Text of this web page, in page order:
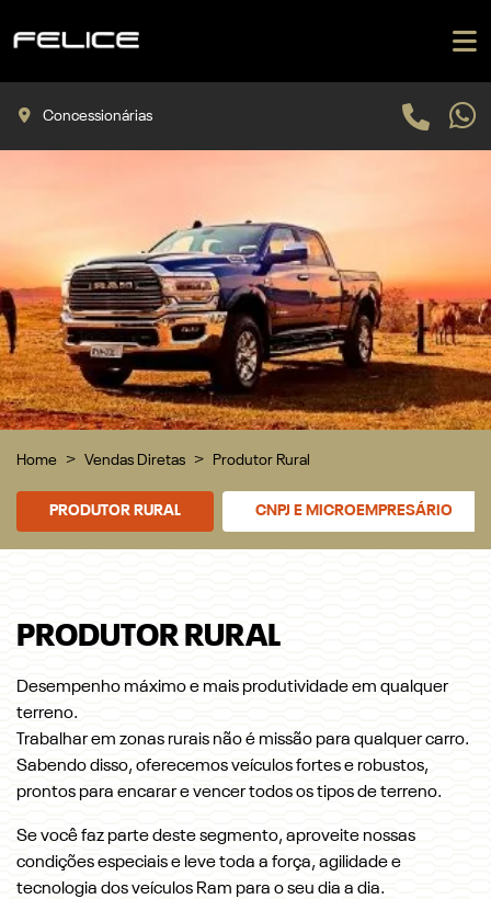
Concessionárias
Home Vendas Diretas Produtor Rural
CNPJ E MICROEMPRESÁRIO
PRODUTOR RURAL
PRODUTOR RURAL
Desempenho máximo e mais produtividade em qualquer
terreno.
Trabalhar em zonas rurais não é missão para qualquer carro.
Sabendo disso, oferecemos veículos fortes e robustos,
prontos para encarar e vencer todos os tipos de terreno.
Se você faz parte deste segmento, aproveite nossas
condições especiais e leve toda a força, agilidade e
tecnologia dos veículos Ram para o seu dia a dia.